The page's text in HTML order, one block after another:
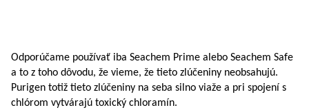
Odporúčame používať iba Seachem Prime alebo Seachem Safe
a to z toho dôvodu, že vieme, že tieto zlúčeniny neobsahujú.
Purigen totiž tieto zlúčeniny na seba silno viaže a pri spojení s
chlórom vytvárajú toxický chloramín.